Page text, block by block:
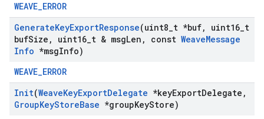
WEAVE_ERROR
GenerateKeyExportResponse(uint8 t *buf, uint16 t
bufSize , uint16 t & msgLen , const WeaveMessage
Info *msgInfo)
WEAVE_ERROR
Init(WeaveKeyExportDelegate *keyExportDelegate ,
GroupKeyStoreBase *groupKeyStore)